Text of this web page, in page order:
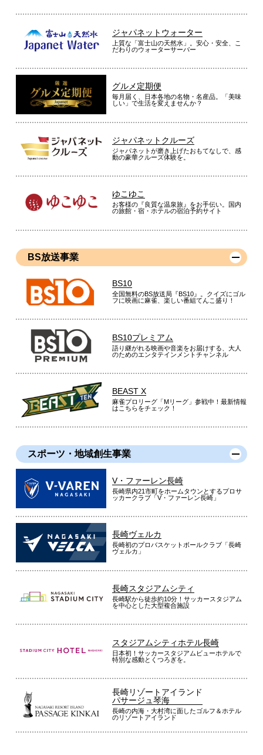
ジャパネットウォーター
上質な「富士山の天然水」。安心・安全、こ
だわりのウォーターサーバー
グルメ定期便
毎月届く、日本各地の名物・名産品。「美味
しい」で生活を変えませんか？
ジャパネットクルーズ
ジャパネットが磨き上げたおもてなしで、感
動の豪華クルーズ体験を。
ゆこゆこ
お客様の『良質な温泉旅』をお手伝い。国内
の旅館・宿・ホテルの宿泊予約サイト
BS放送事業
BS10
全国無料のBS放送局『BS10』。クイズにゴル
フに映画に麻雀、楽しい番組てんこ盛り！
BS10プレミアム
語り継がれる映画や音楽をお届けする、大人
のためのエンタテインメントチャンネル
BEAST X
麻雀プロリーグ「Mリーグ」参戦中！最新情報
はこちらをチェック！
スポーツ・地域創生事業
V・ファーレン長崎
長崎県内21市町をホームタウンとするプロサ
ッカークラブ「V・ファーレン長崎」
長崎ヴェルカ
長崎初のプロバスケットボールクラブ「長崎
ヴェルカ」
長崎スタジアムシティ
長崎駅から徒歩約10分！サッカースタジアム
を中心とした大型複合施設
スタジアムシティホテル長崎
日本初！サッカースタジアムビューホテルで
特別な感動とくつろぎを。
長崎リゾートアイランド
パサージュ琴海
長崎の内海・大村湾に面したゴルフ＆ホテル
のリゾートアイランド